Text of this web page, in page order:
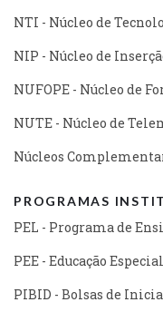
NTI - Núcleo de
NIP - Núcleo de
NUFOPE - Núcleo de
NUTE - Núcleo de
Núcleos
PROGRAMAS
PEL - Programa de
PEE - Educação Especial
PIBID - Bolsas de